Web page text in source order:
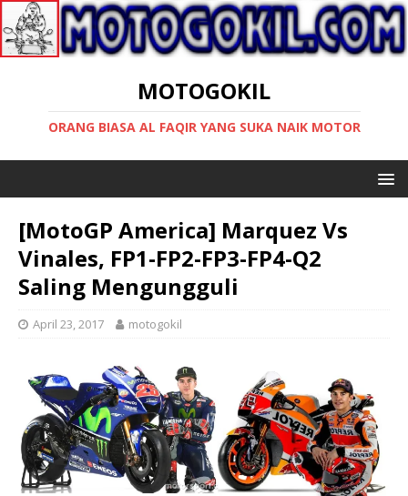
MOTOGOKIL
ORANG BIASA AL FAQIR YANG SUKA NAIK MOTOR
[MotoGP America] Marquez Vs
Vinales, FP1-FP2-FP3-FP4-Q2
Saling Mengungguli
April 23, 2017 motogokil